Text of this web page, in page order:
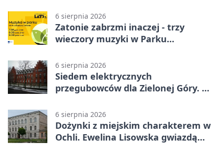
6 sierpnia 2026
Zatonie zabrzmi inaczej - trzy
wieczory muzyki w Parku
6 sierpnia 2026
Siedem elektrycznych
przegubowców dla Zielonej Góry. To
6 sierpnia 2026
Dożynki z miejskim charakterem w
Ochli. Ewelina Lisowska gwiazdą